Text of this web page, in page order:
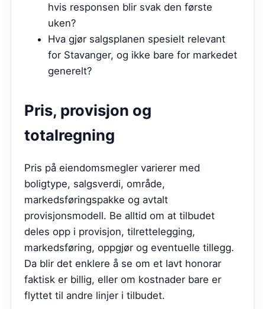
hvis responsen blir svak den første
uken?
Hva gjør salgsplanen spesielt relevant
for Stavanger, og ikke bare for markedet
generelt?
Pris, provisjon og
totalregning
Pris på eiendomsmegler varierer med
boligtype, salgsverdi, område,
markedsføringspakke og avtalt
provisjonsmodell. Be alltid om at tilbudet
deles opp i provisjon, tilrettelegging,
markedsføring, oppgjør og eventuelle tillegg.
Da blir det enklere å se om et lavt honorar
faktisk er billig, eller om kostnader bare er
flyttet til andre linjer i tilbudet.